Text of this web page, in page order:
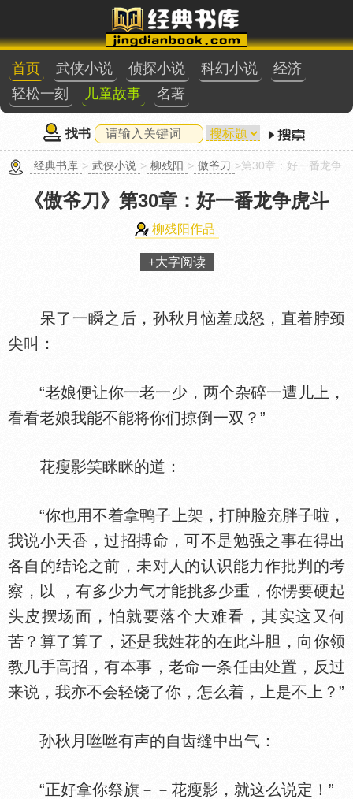
首页 武侠小说 侦探小说 科幻小说
经济
轻松一刻
儿童故事 名著
找书
经典书库 > 武侠小说 > 柳残阳 > 傲爷刀 >第30章：好一番龙争虎斗
《傲爷刀》 第30章：好一番龙争虎斗
柳残阳作品
+大字阅读
呆了一瞬之后，孙秋月恼羞成怒，直着脖颈
尖叫：
“老娘便让你一老一少，两个杂碎一遭儿上，
看看老娘我能不能将你们掠倒一双？”
花瘦影笑眯眯的道：
“你也用不着拿鸭子上架，打肿脸充胖子啦，
我说小天香，过招搏命，可不是勉强之事在得出
各自的结论之前，未对人的认识能力作批判的考
察，以 ，有多少力气才能挑多少重，你愣要硬起
头皮摆场面，怕就要落个大难看，其实这又何
苦？算了算了，还是我姓花的在此斗胆，向你领
教几手高招，有本事，老命一条任由
置，反过
来说，我亦不会轻饶了你，怎么着，上是不上？”
孙秋月咝咝有声的自齿缝中出气：
“正好拿你祭旗－－花瘦影，就这么说定！”